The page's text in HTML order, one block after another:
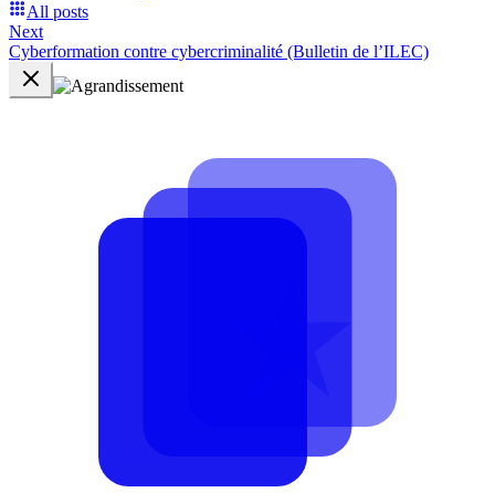
All posts
Next
Cyberformation contre cybercriminalité (Bulletin de l’ILEC)